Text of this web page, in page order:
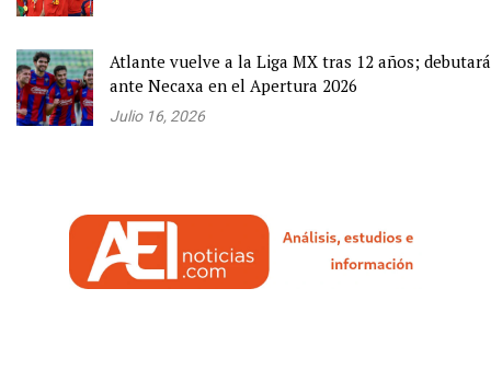
Atlante vuelve a la Liga MX tras 12 años; debutará
ante Necaxa en el Apertura 2026
Julio 16, 2026